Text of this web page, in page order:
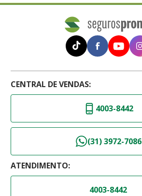
CENTRAL DE VENDAS:
4003-8442
(31) 3972-7086
ATENDIMENTO:
4003-8442